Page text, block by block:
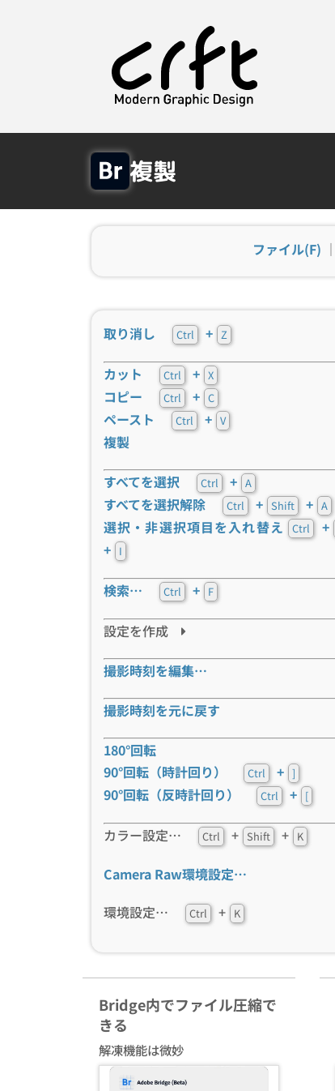
複製
ファイル(F) ｜
取り消し Ctrl + Z
カット Ctrl + X
コピー Ctrl + C
ペースト Ctrl + V
複製
すべてを選択 Ctrl + A
すべてを選択解除 Ctrl + Shift + A
選択・非選択項目を入れ替え Ctrl +
+ I
検索… Ctrl + F
設定を作成
撮影時刻を編集…
撮影時刻を元に戻す
180°回転
90°回転（時計回り）
Ctrl + ]
90°回転（反時計回り） Ctrl + [
カラー設定… Ctrl + Shift + K
Camera Raw環境設定…
環境設定…
Ctrl + K
Bridge内でファイル圧縮で
きる
解凍機能は微妙